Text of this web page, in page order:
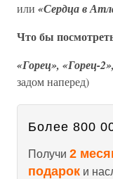
или «Сердца в
Что бы
«Горец», «Горец-
задом наперед)
Более 800
Получи 2
подарок и